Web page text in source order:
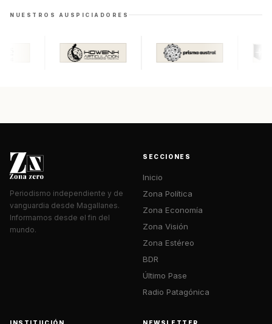
NUESTROS AUSPICIADORES
Periodismo independiente y de
vanguardia desde Magallanes.
Informamos desde el fin del
mundo.
SECCIONES
Inicio
Zona Política
Zona Economía
Zona Visión
Zona Estéreo
BDR
Último Pase
Radio Patagónica